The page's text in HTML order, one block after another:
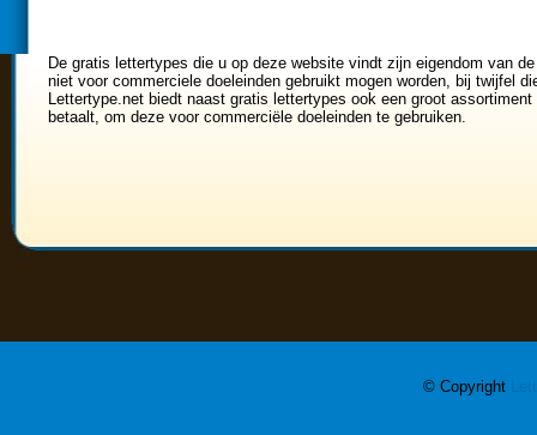
De gratis lettertypes die u op deze website vindt zijn eigendom van
niet voor commerciele doeleinden gebruikt mogen worden, bij twijfel
Lettertype.net biedt naast gratis lettertypes ook een groot
betaalt, om deze voor commerciële doeleinden te gebruiken.
© Copyright